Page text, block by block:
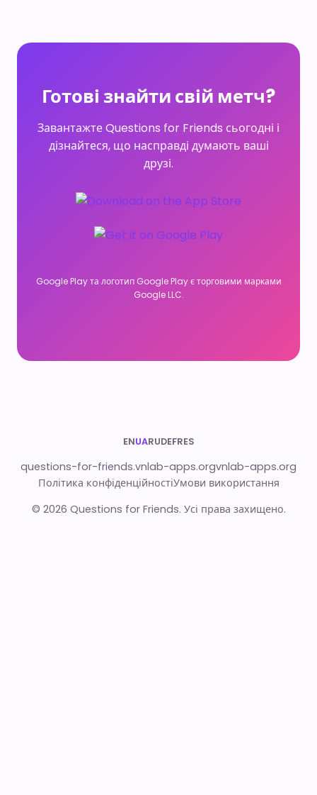
Готові знайти свій метч?
Завантажте Questions for Friends сьогодні і
дізнайтеся, що насправді думають ваші
друзі.
Google Play та логотип Google Play є торговими марками
Google LLC.
ENUARUDEFRES
questions-for-friends.vnlab-apps.orgvnlab-apps.org
Політика конфіденційностіУмови використання
© 2026 Questions for Friends. Усі права захищено.